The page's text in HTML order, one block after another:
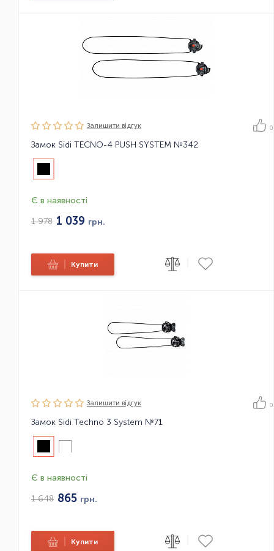
Залишити вiдгук 0
Замок Sidi TECNO-4 PUSH SYSTEM №342
Є в наявності
1 978 1 039 грн.
Купити
Залишити вiдгук 0
Замок Sidi Techno 3 System №71
Є в наявності
1 648 865 грн.
Купити